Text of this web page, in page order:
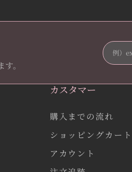
。
カスタマー
購入までの流れ
ショッピングカート
アカウント